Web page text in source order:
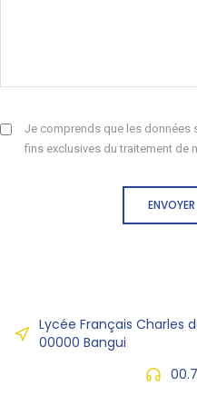
Je comprends que les données
fins exclusives du traitement de
Lycée Français Charles
00000 Bangui